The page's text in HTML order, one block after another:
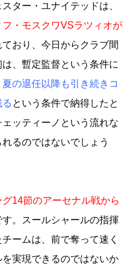
ター・ユナイテッドは、
・モスクワVSラツィオが
ており、今日からクラブ間
、暫定監督という条件に
夏の退任以降も引き続きコ
という条件で納得したと
ッティーノという流れな
るのではないでしょう
14節のアーセナル戦から
。スールシャールの指揮
ームは、前で奪って速く
実現できるのではないか